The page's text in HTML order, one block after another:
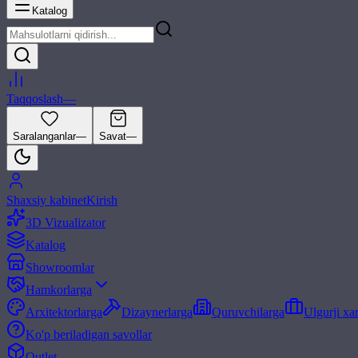
Katalog
Taqqoslash—
Saralanganlar— Savat—
Shaxsiy kabinetKirish
3D Vizualizator
Katalog
Showroomlar
Hamkorlarga
Arxitektorlarga
Dizaynerlarga Quruvchilarga
Ulgurji
Ko'p beriladigan savollar